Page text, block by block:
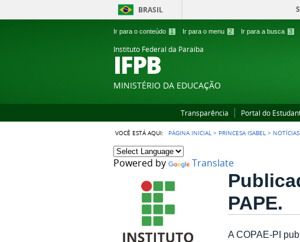
BRASIL
Ir para o conteúdo 1 Ir para o menu 2 Ir para a busca 3
Instituto Federal da Paraiba
IFPB
MINISTÉRIO DA EDUCAÇÃO
Transparência Portal do
VOCÊ ESTÁ AQUI: PÁGINA INICIAL > PRINCESA ISABEL > NOTÍCIAS
Powered by Translate
PAPE.
A COPAE-PI